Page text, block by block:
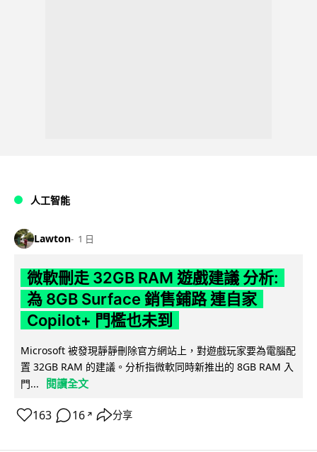
人工智能
Lawton 1 日
微軟刪走 32GB RAM 遊戲建議 分析:
為 8GB Surface 銷售鋪路 連自家
Copilot+ 門檻也未到
Microsoft 被發現靜靜刪除官方網站上，對遊戲玩家要為電腦配
置 32GB RAM 的建議。分析指微軟同時新推出的 8GB RAM 入
門...
閱讀全文
163 16 ↗ 分享